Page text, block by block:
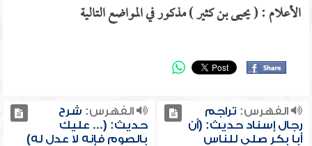
الأعلام : ( يحيى بن كثير ) مذكور في المواضع التالية
الفهرس: تراجم
رجال إسناد حديث: (أن
أبا بكر صلى للناس
الفهرس: شرح
حديث: (... عليك
بالصوم فإنه لا عدل له)